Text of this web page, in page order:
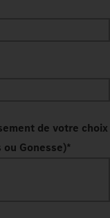
de votre choix
ou Gonesse)*